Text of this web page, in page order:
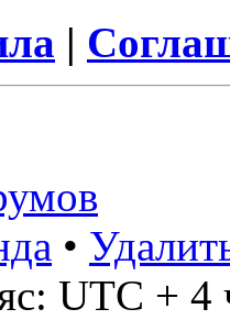
|
•
UTC + 4